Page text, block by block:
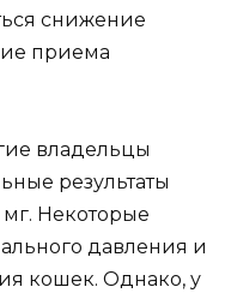
снижение
приема
владельцы
результаты
Некоторые
давления и
кошек. Однако, у